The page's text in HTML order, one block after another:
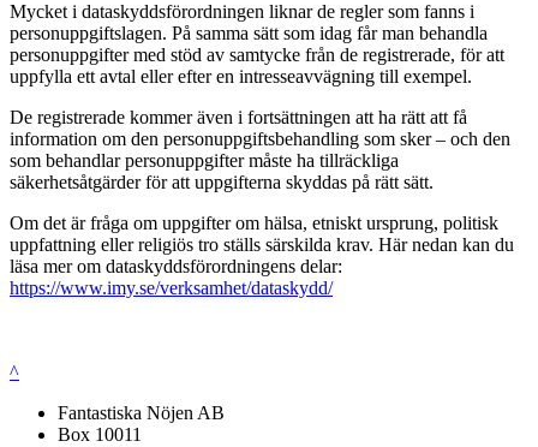
Mycket i dataskyddsförordningen liknar de regler som fanns i
personuppgiftslagen. På samma sätt som idag får man behandla
personuppgifter med stöd av samtycke från de registrerade, för att
uppfylla ett avtal eller efter en intresseavvägning till exempel.
De registrerade kommer även i fortsättningen att ha rätt att få
information om den personuppgiftsbehandling som sker – och den
som behandlar personuppgifter måste ha tillräckliga
säkerhetsåtgärder för att uppgifterna skyddas på rätt sätt.
Om det är fråga om uppgifter om hälsa, etniskt ursprung, politisk
uppfattning eller religiös tro ställs särskilda krav. Här nedan kan du
läsa mer om dataskyddsförordningens delar:
https://www.imy.se/verksamhet/dataskydd/
^
Fantastiska Nöjen AB
Box 10011